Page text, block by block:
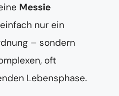
Messie
nur ein
– sondern
oft
Lebensphase.